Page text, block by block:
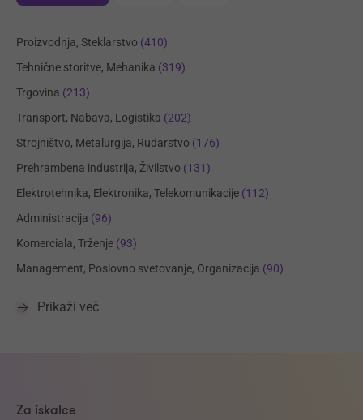
Proizvodnja, Steklarstvo (410)
Tehnične storitve, Mehanika (319)
Trgovina (213)
Transport, Nabava, Logistika (202)
Strojništvo, Metalurgija, Rudarstvo (176)
Prehrambena industrija, Živilstvo (131)
Elektrotehnika, Elektronika, Telekomunikacije (112)
Administracija (96)
Komerciala, Trženje (93)
Management, Poslovno svetovanje, Organizacija (90)
Prikaži več
Za iskalce